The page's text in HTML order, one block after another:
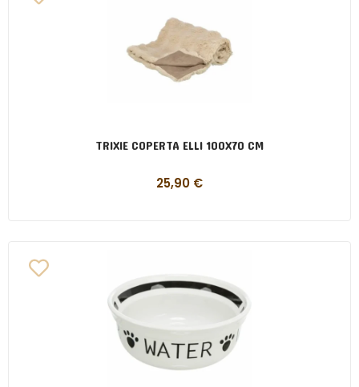
TRIXIE COPERTA ELLI 100X70 CM
25,90 €